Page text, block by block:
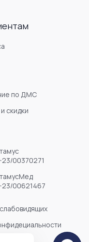
по ДМС
скидки
00370271
23/00621467